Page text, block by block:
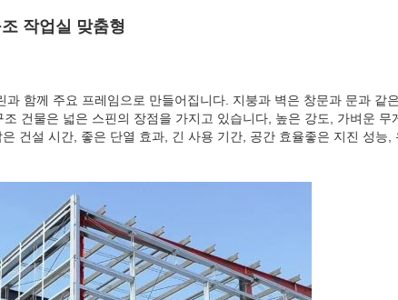
작업실 맞춤형
함께 주요 프레임으로 만들어집니다. 지붕과 벽은 창문과 문과 같
건물은 넓은 스핀의 장점을 가지고 있습니다, 높은 강도, 가벼운 무
건설 시간, 좋은 단열 효과, 긴 사용 기간, 공간 효율좋은 지진 성능,